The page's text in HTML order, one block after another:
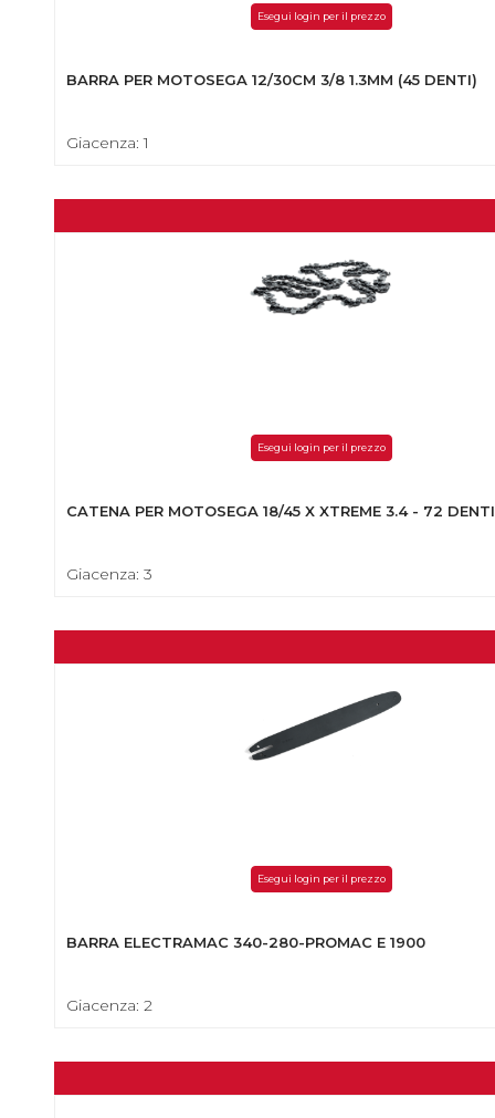
Esegui login per il prezzo
BARRA PER MOTOSEGA 12/30CM 3/8 1.3MM (45 DENTI)
Giacenza: 1
Esegui login per il prezzo
CATENA PER MOTOSEGA 18/45 X XTREME 3.4 - 72 DENTI
Giacenza: 3
Esegui login per il prezzo
BARRA ELECTRAMAC 340-280-PROMAC E 1900
Giacenza: 2